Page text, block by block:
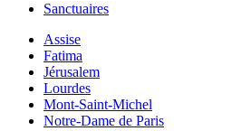
Sanctuaires
Assise
Fatima
Jérusalem
Lourdes
Mont-Saint-Michel
Notre-Dame de Paris